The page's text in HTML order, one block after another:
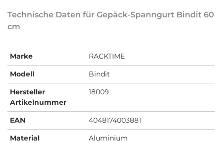
Technische Daten für Gepäck-Spanngurt Bindit 60
cm
Marke
RACKTIME
Modell
Bindit
Hersteller
Artikelnummer
18009
EAN
4048174003881
Material
Aluminium